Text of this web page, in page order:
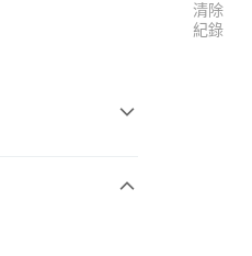
清除
紀錄